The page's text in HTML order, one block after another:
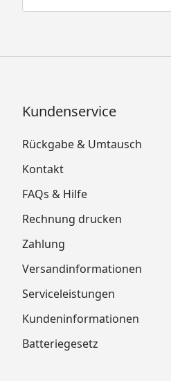
Kundenservice
Rückgabe & Umtausch
Kontakt
FAQs & Hilfe
Rechnung drucken
Zahlung
Versandinformationen
Serviceleistungen
Kundeninformationen
Batteriegesetz